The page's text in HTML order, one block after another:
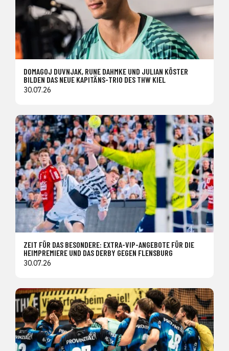
DOMAGOJ DUVNJAK, RUNE DAHMKE UND JULIAN KÖSTER
BILDEN DAS NEUE KAPITÄNS-TRIO DES THW KIEL
30.07.26
ZEIT FÜR DAS BESONDERE: EXTRA-VIP-ANGEBOTE FÜR DIE
HEIMPREMIERE UND DAS DERBY GEGEN FLENSBURG
30.07.26